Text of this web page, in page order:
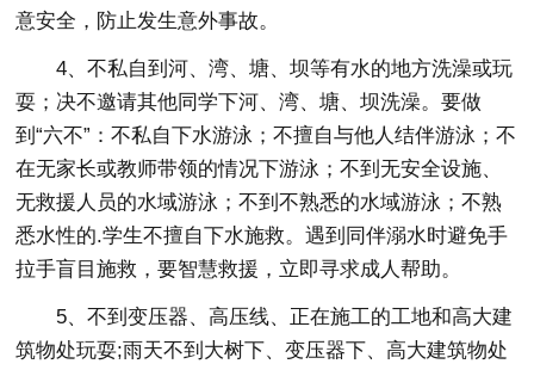
意安全，防止发生意外事故。
4、不私自到河、湾、塘、坝等有水的地方洗澡或玩
耍；决不邀请其他同学下河、湾、塘、坝洗澡。要做
到“六不”：不私自下水游泳；不擅自与他人结伴游泳；不
在无家长或教师带领的情况下游泳；不到无安全设施、
无救援人员的水域游泳；不到不熟悉的水域游泳；不熟
悉水性的.学生不擅自下水施救。遇到同伴溺水时避免手
拉手盲目施救，要智慧救援，立即寻求成人帮助。
5、不到变压器、高压线、正在施工的工地和高大建
筑物处玩耍;雨天不到大树下、变压器下、高大建筑物处